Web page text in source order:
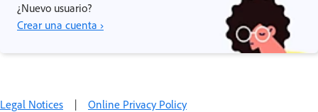
¿Nuevo usuario?
Crear una cuenta ›
Legal Notices | Online Privacy Policy